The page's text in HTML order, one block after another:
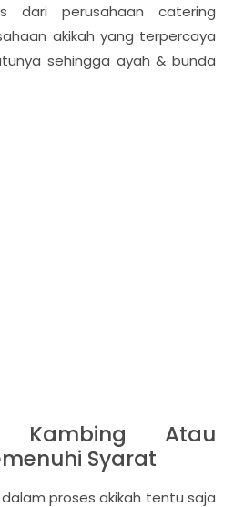
dari perusahaan catering
akikah yang terpercaya
sehingga ayah & bunda
Kambing Atau
Syarat
proses akikah tentu saja